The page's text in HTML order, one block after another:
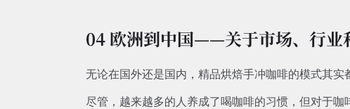
04 欧洲到中国——关于市场、行业
无论在国外还是国内，精品烘焙手冲咖啡的模式其实
尽管，越来越多的人养成了喝咖啡的习惯，但对于